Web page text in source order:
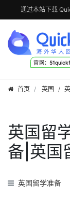
通过本站下载
官网：
首页 英国 /
英国留
备|英国
英国留学准备